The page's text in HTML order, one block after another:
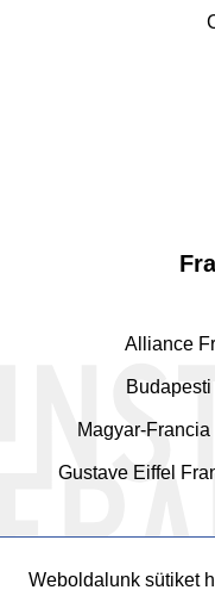
Alliance
Magyar-
Gustave Eiffel
Weboldalunk sütiket